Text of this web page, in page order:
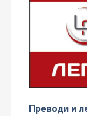
Преводи и